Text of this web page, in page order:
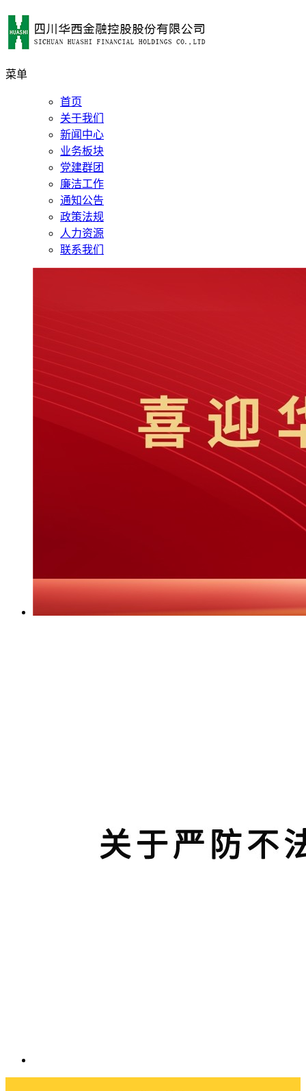
菜单
首页
关于我们
新闻中心
业务板块
党建群团
廉洁工作
通知公告
政策法规
人力资源
联系我们